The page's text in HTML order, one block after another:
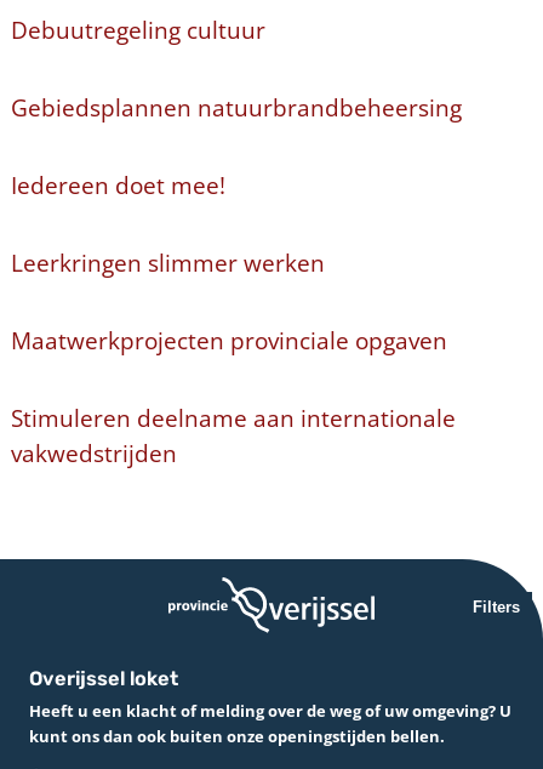
Debuutregeling cultuur
Gebiedsplannen natuurbrandbeheersing
Iedereen doet mee!
Leerkringen slimmer werken
Maatwerkprojecten provinciale opgaven
Stimuleren deelname aan internationale
vakwedstrijden
Filters
Overijssel loket
Heeft u een klacht of melding over de weg of uw omgeving? U
kunt ons dan ook buiten onze openingstijden bellen.